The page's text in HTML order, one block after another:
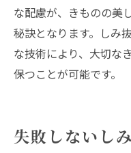
な配慮が、きものの美
秘訣となります。しみ
な技術により、大切な
保つことが可能です。
失敗しないし